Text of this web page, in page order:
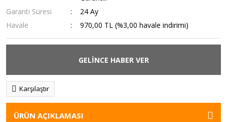
Garanti Süresi
24 Ay
Havale
970,00 TL (%3,00 havale indirimi)
GELİNCE HABER VER
Karşılaştır
ÜRÜN AÇIKLAMASI